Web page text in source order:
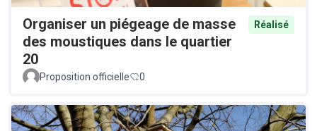
Organiser un piégeage de masse
des moustiques dans le quartier
20
Réalisé
Proposition officielle 0